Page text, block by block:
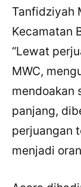
Tanfidziyah
Kecamatan
“Lewat
MWC,
mendoakan
panjang,
perjuangan
menjadi